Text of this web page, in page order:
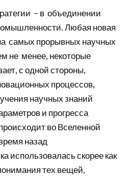
– в объединении
Любая новая
самых прорывных научных
не менее, некоторые
с одной стороны,
процессов,
научных знаний
и прогресса
во Вселенной
назад
использовалась скорее как
тех вещей,